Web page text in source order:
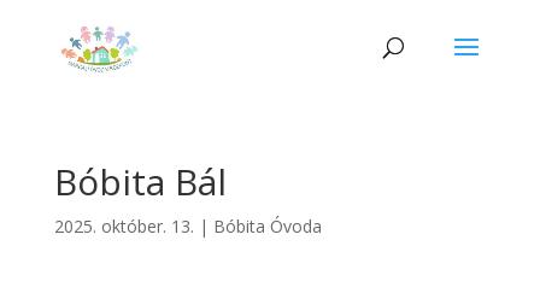
Bóbita Bál
2025. október. 13. | Bóbita Óvoda